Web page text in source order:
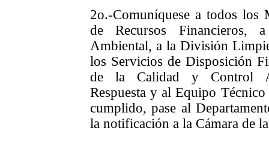
2o.-Comuníquese a todos los
de Recursos Financieros,
Ambiental, a la División
los Servicios de Disposición
de la Calidad y Control
Respuesta y al Equipo
cumplido, pase al
la notificación a la Cámara de